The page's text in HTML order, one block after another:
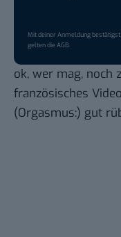
Mit deiner Anmeldung
gelten dieAGB.
ok, wer mag, noch
französisches Video
(Orgasmus:) gut